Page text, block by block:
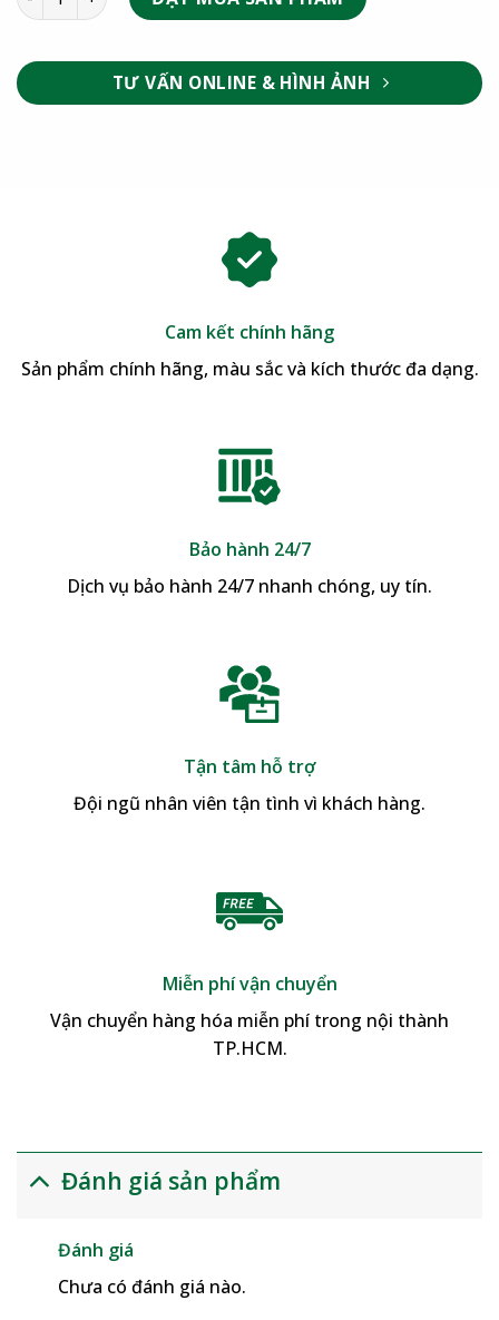
TƯ VẤN ONLINE & HÌNH ẢNH
Cam kết chính hãng
Sản phẩm chính hãng, màu sắc và kích thước đa dạng.
Bảo hành 24/7
Dịch vụ bảo hành 24/7 nhanh chóng, uy tín.
Tận tâm hỗ trợ
Đội ngũ nhân viên tận tình vì khách hàng.
Miễn phí vận chuyển
Vận chuyển hàng hóa miễn phí trong nội thành
TP.HCM.
Đánh giá sản phẩm
Đánh giá
Chưa có đánh giá nào.